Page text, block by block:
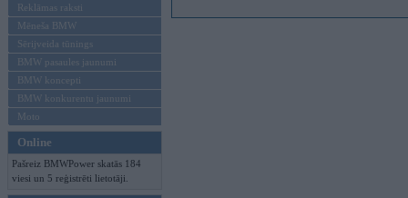
Reklāmas raksti
Mēneša BMW
Sērijveida tūnings
BMW pasaules jaunumi
BMW koncepti
BMW konkurentu jaunumi
Moto
Online
Pašreiz BMWPower skatās 184
viesi un 5 reģistrēti lietotāji.